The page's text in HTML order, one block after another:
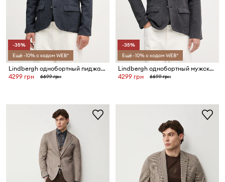
-35%
Ещё -10% с кодом WEB*
Lindbergh однобортный пиджак для мужчин со льном
4299 грн
6699 грн
-35%
Ещё -10% с кодом WEB*
Lindbergh однобортный мужской пиджак со льном
4299 грн
6699 грн